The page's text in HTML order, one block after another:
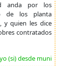
anda por los
de los planta
y quien les dice
contratados
(si) desde muni